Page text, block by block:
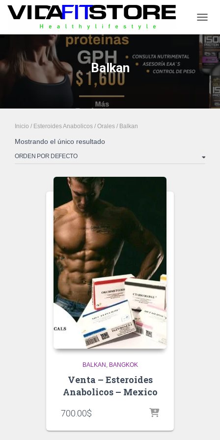
Balkan
Inicio / Esteroides Anabolicos / Orales / Balkan
Mostrando el único resultado
BALKAN BANGKOK
Venta – Esteroides
Anabolicos – Mexico
700.00$